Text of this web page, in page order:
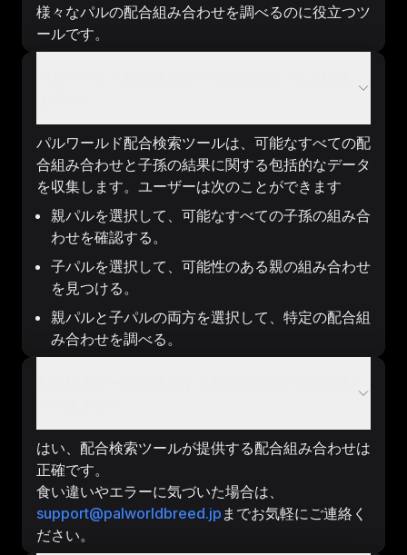
様々なパルの配合組み合わせを調べるのに役立つツ
ールです。
パルワールド配合検索ツールは、可能なすべての配
合組み合わせと子孫の結果に関する包括的なデータ
を収集します。ユーザーは次のことができます
親パルを選択して、可能なすべての子孫の組み合
わせを確認する。
子パルを選択して、可能性のある親の組み合わせ
を見つける。
親パルと子パルの両方を選択して、特定の配合組
み合わせを調べる。
はい、配合検索ツールが提供する配合組み合わせは
正確です。
食い違いやエラーに気づいた場合は、
support@palworldbreed.jp までお気軽にご連絡く
ださい。